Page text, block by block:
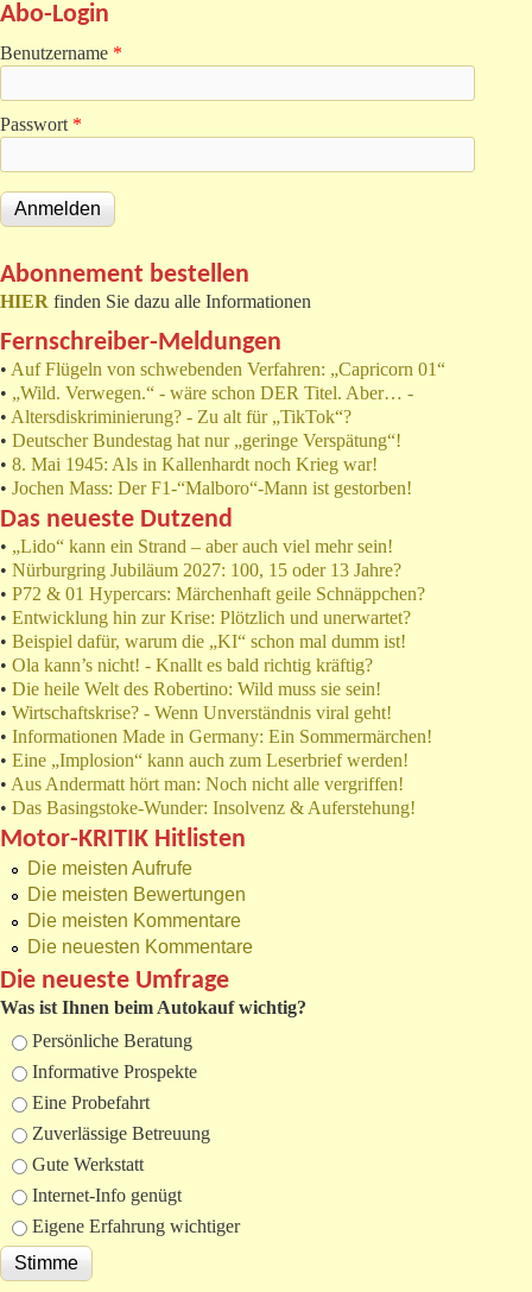
Abo-Login
Benutzername *
Passwort *
Abonnement bestellen
HIER finden Sie dazu alle Informationen
Fernschreiber-Meldungen
• Auf Flügeln von schwebenden Verfahren: „Capricorn 01“
• „Wild. Verwegen.“ - wäre schon DER Titel. Aber… -
• Altersdiskriminierung? - Zu alt für „TikTok“?
• Deutscher Bundestag hat nur „geringe Verspätung“!
• 8. Mai 1945: Als in Kallenhardt noch Krieg war!
• Jochen Mass: Der F1-“Malboro“-Mann ist gestorben!
Das neueste Dutzend
• „Lido“ kann ein Strand – aber auch viel mehr sein!
• Nürburgring Jubiläum 2027: 100, 15 oder 13 Jahre?
• P72 & 01 Hypercars: Märchenhaft geile Schnäppchen?
• Entwicklung hin zur Krise: Plötzlich und unerwartet?
• Beispiel dafür, warum die „KI“ schon mal dumm ist!
• Ola kann’s nicht! - Knallt es bald richtig kräftig?
• Die heile Welt des Robertino: Wild muss sie sein!
• Wirtschaftskrise? - Wenn Unverständnis viral geht!
• Informationen Made in Germany: Ein Sommermärchen!
• Eine „Implosion“ kann auch zum Leserbrief werden!
• Aus Andermatt hört man: Noch nicht alle vergriffen!
• Das Basingstoke-Wunder: Insolvenz & Auferstehung!
Motor-KRITIK Hitlisten
Die meisten Aufrufe
Die meisten Bewertungen
Die meisten Kommentare
Die neuesten Kommentare
Die neueste Umfrage
Was ist Ihnen beim Autokauf wichtig?
Auswahlmöglichkeiten
Persönliche Beratung
Informative Prospekte
Eine Probefahrt
Zuverlässige Betreuung
Gute Werkstatt
Internet-Info genügt
Eigene Erfahrung wichtiger